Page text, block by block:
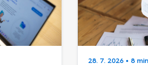
28. 7. 2026 • 8